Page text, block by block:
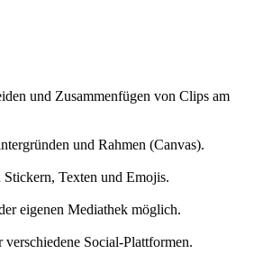
und Zusammenfügen von Clips am
und Rahmen (Canvas).
Texten und Emojis.
eigenen Mediathek möglich.
Social-Plattformen.